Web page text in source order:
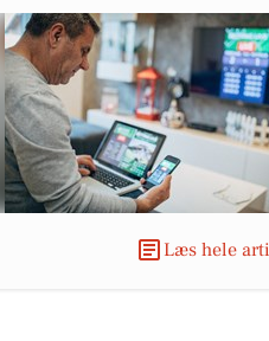
Læs hele